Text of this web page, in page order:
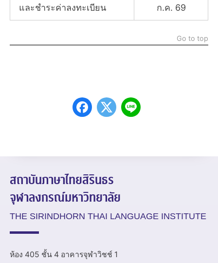
และชำระค่าลงทะเบียน
ก.ค. 69
Go to top
สถาบันภาษาไทยสิรินธร
จุฬาลงกรณ์มหาวิทยาลัย
THE SIRINDHORN THAI LANGUAGE INSTITUTE
ห้อง 405 ชั้น 4 อาคารจุฬาวิชช์ 1